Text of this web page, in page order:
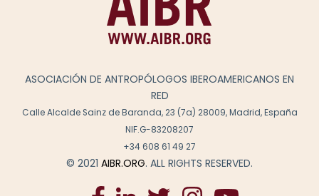
ASOCIACIÓN DE ANTROPÓLOGOS IBEROAMERICANOS EN
RED
Calle Alcalde Sainz de Baranda, 23 (7a) 28009, Madrid, España
NIF.G-83208207
+34 608 61 49 27
© 2021 AIBR.ORG. ALL RIGHTS RESERVED.